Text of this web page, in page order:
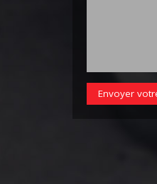
Envoyer